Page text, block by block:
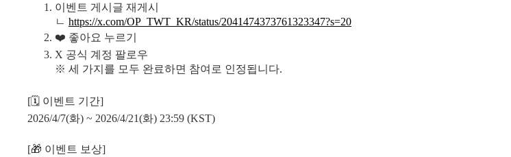
이벤트 게시글 재게시
ㄴ https://x.com/OP_TWT_KR/status/2041474373761323347?s=20
❤️ 좋아요 누르기
X 공식 계정 팔로우
※ 세 가지를 모두 완료하면 참여로 인정됩니다.
[🗓 이벤트 기간]
2026/4/7(화) ~ 2026/4/21(화) 23:59 (KST)
[🎁 이벤트 보상]